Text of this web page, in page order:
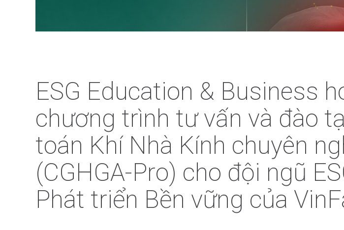
ESG Education & Business
chương trình tư vấn và đào
toán Khí Nhà Kính chuyên
(CGHGA-Pro) cho đội ngũ
Phát triển Bền vững của